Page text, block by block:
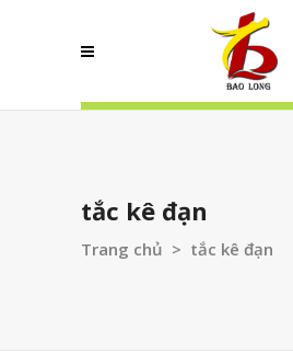
tắc kê đạn
Trang chủ > tắc kê đạn